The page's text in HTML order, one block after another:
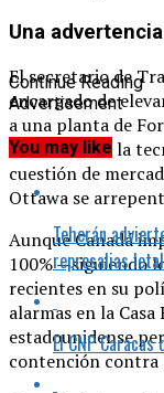
Una
El secretario de
encargado de
a una planta de
Canadá hacia la
cuestión de
Ottawa se
Aunque Canadá
100% —siguiendo
recientes en su
alarmas en la
estadounidense
contención contra
Continue Reading
Advertisement
You may like
Teherán
represalias
El CNP